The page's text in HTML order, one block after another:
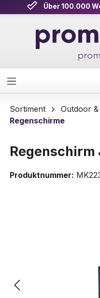
Zum Hauptinhalt springen
Über 100.000
Sortiment Outdoor
Regenschirme
Regenschirm
Produktnummer: